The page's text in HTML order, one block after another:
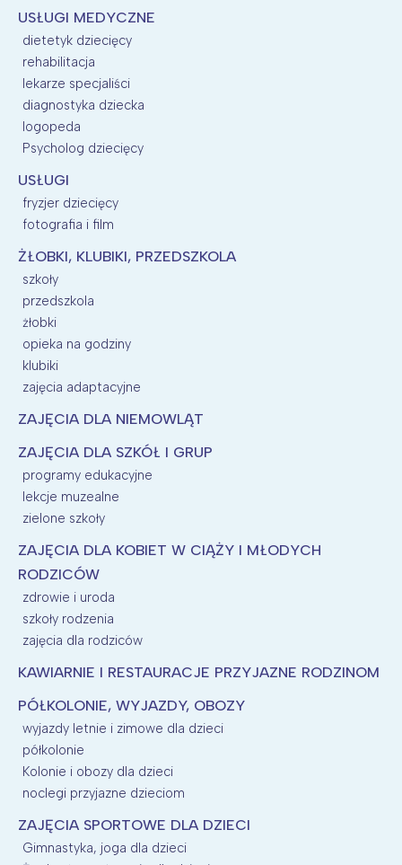
USŁUGI MEDYCZNE
dietetyk dziecięcy
rehabilitacja
lekarze specjaliści
diagnostyka dziecka
logopeda
Psycholog dziecięcy
USŁUGI
fryzjer dziecięcy
fotografia i film
ŻŁOBKI, KLUBIKI, PRZEDSZKOLA
szkoły
przedszkola
żłobki
opieka na godziny
klubiki
zajęcia adaptacyjne
ZAJĘCIA DLA NIEMOWLĄT
ZAJĘCIA DLA SZKÓŁ I GRUP
programy edukacyjne
lekcje muzealne
zielone szkoły
ZAJĘCIA DLA KOBIET W CIĄŻY I MŁODYCH
RODZICÓW
zdrowie i uroda
szkoły rodzenia
zajęcia dla rodziców
KAWIARNIE I RESTAURACJE PRZYJAZNE RODZINOM
PÓŁKOLONIE, WYJAZDY, OBOZY
wyjazdy letnie i zimowe dla dzieci
półkolonie
Kolonie i obozy dla dzieci
noclegi przyjazne dzieciom
ZAJĘCIA SPORTOWE DLA DZIECI
Gimnastyka, joga dla dzieci